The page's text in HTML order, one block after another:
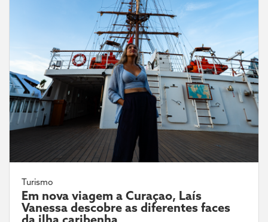
Turismo
Em nova viagem a Curaçao, Laís
Vanessa descobre as diferentes faces